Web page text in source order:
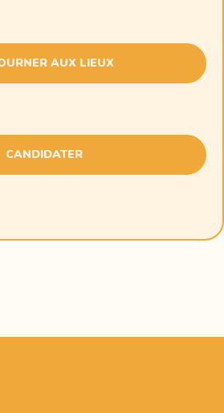
AUX LIEUX
CANDIDATER